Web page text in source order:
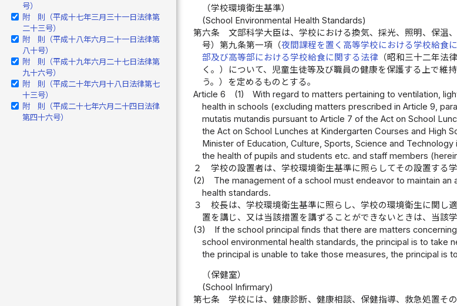
号）
附 則（平成十七年三月三十一日法律第
二十三号）
附 則（平成十八年六月二十一日法律第
八十号）
附 則（平成十九年六月二十七日法律第
九十六号）
附 則（平成二十年六月十八日法律第七
十三号）
附 則（平成二十七年六月二十四日法律
第四十六号）
（学校環境衛生基準）
(School Environmental Health Standards)
第六条
文部科学大臣は、学校における換気、採光、照明、保温
号）第九条第一項（夜間課程を置く高等学校における学校給食
部及び高等部における学校給食に関する法律（昭和三十二年法
く。）について、児童生徒等及び職員の健康を保護する上で維
う。）を定めるものとする。
Article 6
(1)
With regard to matters pertaining to ventilation,
health in schools (excluding matters prescribed in Article 9,
mutatis mutandis pursuant to Article 7 of the Act on School
the Act on School Lunches at Kindergarten Courses and High
Minister of Education, Culture, Sports, Science and
the health of pupils and students etc. and staff members
２
学校の設置者は、学校環境衛生基準に照らしてその設置する
(2)
The management of a school must endeavor to maintain
health standards.
３
校長は、学校環境衛生基準に照らし、学校の環境衛生に関し
置を講じ、又は当該措置を講ずることができないときは、当該
(3)
If the school principal finds that there are matters
school environmental health standards, the principal is to
the principal is unable to take those measures, the principal is
（保健室）
(School Infirmary)
第七条
学校には、健康診断、健康相談、保健指導、救急処置そ